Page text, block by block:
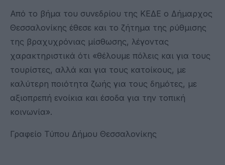
Από το βήμα του συνεδρίου της ΚΕΔΕ ο Δήμαρχος
Θεσσαλονίκης έθεσε και το ζήτημα της ρύθμισης
της βραχυχρόνιας μίσθωσης, λέγοντας
χαρακτηριστικά ότι «θέλουμε πόλεις και για τους
τουρίστες, αλλά και για τους κατοίκους, με
καλύτερη ποιότητα ζωής για τους δημότες, με
αξιοπρεπή ενοίκια και έσοδα για την τοπική
κοινωνία».
Γραφείο Τύπου Δήμου Θεσσαλονίκης